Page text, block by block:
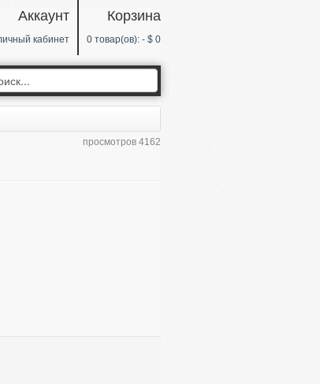
Аккаунт
кабинет
Корзина
0 товар(ов): - $ 0
просмотров 4162